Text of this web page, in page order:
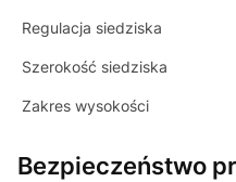
Regulacja siedziska
Szerokość siedziska
Zakres wysokości
Bezpieczeństwo